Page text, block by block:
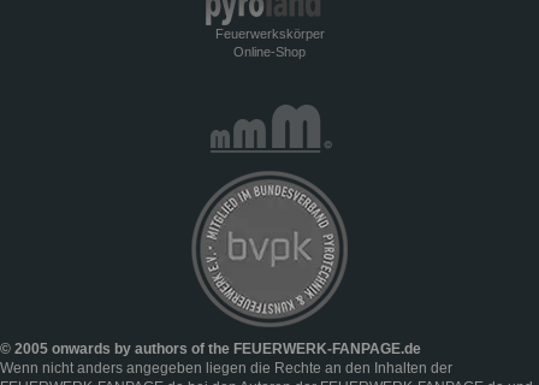
Feuerwerkskörper
Online-Shop
© 2005 onwards by authors of the FEUERWERK-FANPAGE.de
Wenn nicht anders angegeben liegen die Rechte an den Inhalten der